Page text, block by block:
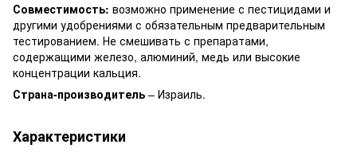
Совместимость: возможно применение с пестицидами и
другими удобрениями с обязательным предварительным
тестированием. Не смешивать с препаратами,
содержащими железо, алюминий, медь или высокие
концентрации кальция.
Страна-производитель – Израиль.
Характеристики